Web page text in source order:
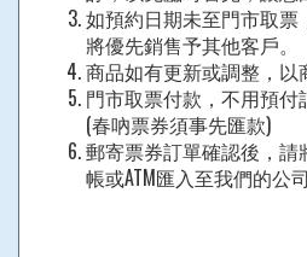
如預約日期未至門市取
將優先銷售予其他客戶。
商品如有更新或調整，以
門市取票付款，不用預付
(春吶票券須事先匯款)
郵寄票券訂單確認後，
帳或ATM匯入至我們的公